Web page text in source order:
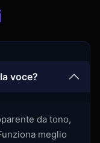
voce?
da tono,
meglio